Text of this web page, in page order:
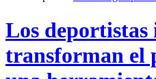
Los
transforman el